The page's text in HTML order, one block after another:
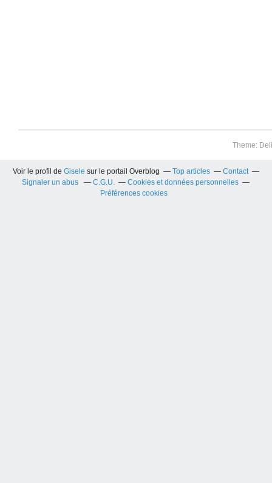
Theme:
Voir le profil de Gisele sur le portail Overblog Top articles
Contact
Signaler un abus
C.G.U.
Cookies et données personnelles
Préférences cookies